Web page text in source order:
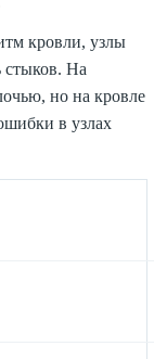
кровли, узлы
стыков. На
но на кровле
в узлах